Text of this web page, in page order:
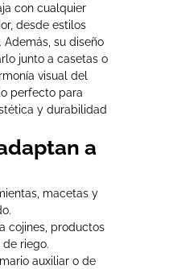
con cualquier
desde estilos
Además, su diseño
junto a casetas o
visual del
perfecto para
y durabilidad
a
macetas y
cojines, productos
riego.
auxiliar o de